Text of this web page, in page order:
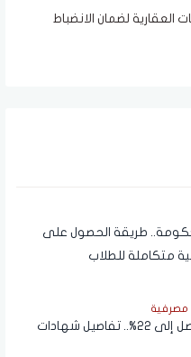
العقارية لضمان الانضباط
طريقة الحصول على
متكاملة للطلاب
مصرفية
أعلى عائد يصل إلى 22%.. تفاصيل شهادات